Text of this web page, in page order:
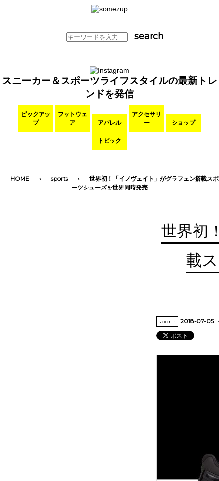
スニーカー＆スポーツライフスタイルの最新トレ
ンドを発信
ピックアッ
プ
フットウェ
ア
アパレル
アクセサリ
ー
ショップ
トピック
HOME sports
世界初！「イノヴェイト」がグラフェン搭載スポ
ーツシューズを世界同時発売
世界初
載
sports 2018-07-05